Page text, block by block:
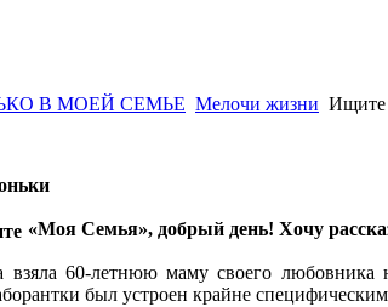
В МОЕЙ СЕМЬЕ Мелочи жизни Ищите
«Моя Семья», добрый день! Хочу
60-летнюю маму своего любовника
был устроен крайне